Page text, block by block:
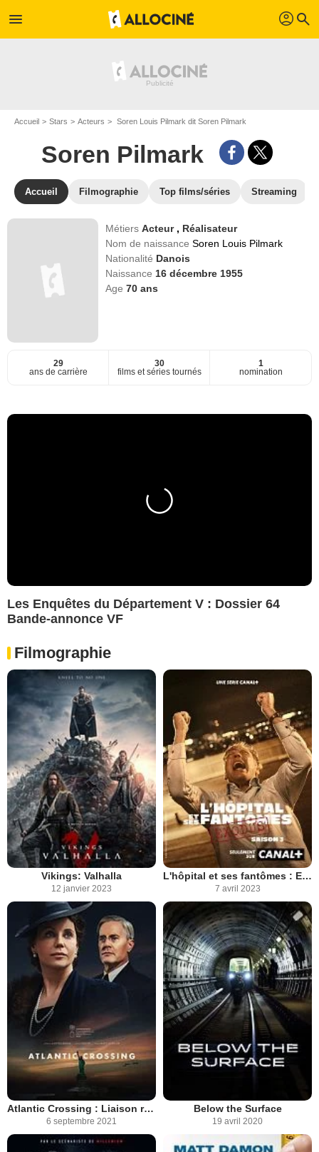
menu profil search
Accueil Stars Acteurs Soren Louis Pilmark dit Soren Pilmark
Soren Pilmark
Accueil Filmographie Top films/séries Streaming
MétiersActeur , Réalisateur
Nom de naissanceSoren Louis Pilmark
Nationalité Danois
Naissance 16 décembre 1955
Age70 ans
29
ans de carrière
30
films et séries tournés
1
nomination
Les Enquêtes du Département V : Dossier 64
Bande-annonce VF
Filmographie
Vikings: Valhalla
12 janvier 2023
L'hôpital et ses fantômes : Exodus
7 avril 2023
Atlantic Crossing : Liaison royale
6 septembre 2021
Below the Surface
19 avril 2020